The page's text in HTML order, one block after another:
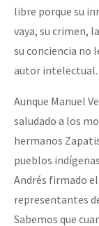
libre porque su
vaya, su crimen,
su conciencia no
autor intelectual.
Aunque Manuel
saludado a los
hermanos
pueblos
Andrés firmado
representantes
Sabemos que